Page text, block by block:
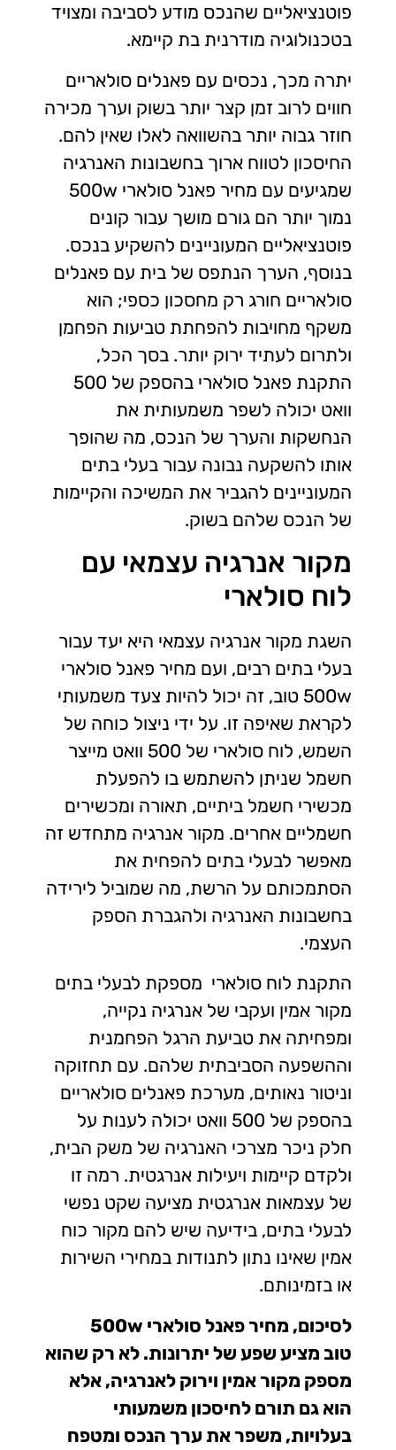
פוטנציאליים שהנכס מודע לסביבה ומצויד
בטכנולוגיה מודרנית בת קיימא.
יתרה מכך, נכסים עם פאנלים סולאריים
חווים לרוב זמן קצר יותר בשוק וערך מכירה
חוזר גבוה יותר בהשוואה לאלו שאין להם.
החיסכון לטווח ארוך בחשבונות האנרגיה
שמגיעים עם מחיר פאנל סולארי 500w
נמוך יותר הם גורם מושך עבור קונים
פוטנציאליים המעוניינים להשקיע בנכס.
בנוסף, הערך הנתפס של בית עם פאנלים
סולאריים חורג רק מחסכון כספי; הוא
משקף מחויבות להפחתת טביעות הפחמן
ולתרום לעתיד ירוק יותר. בסך הכל,
התקנת פאנל סולארי בהספק של 500
וואט יכולה לשפר משמעותית את
הנחשקות והערך של הנכס, מה שהופך
אותו להשקעה נבונה עבור בעלי בתים
המעוניינים להגביר את המשיכה והקיימות
של הנכס שלהם בשוק.
מקור אנרגיה עצמאי עם
לוח סולארי
השגת מקור אנרגיה עצמאי היא יעד עבור
בעלי בתים רבים, ועם מחיר פאנל סולארי
500w טוב, זה יכול להיות צעד משמעותי
לקראת שאיפה זו. על ידי ניצול כוחה של
השמש, לוח סולארי של 500 וואט מייצר
חשמל שניתן להשתמש בו להפעלת
מכשירי חשמל ביתיים, תאורה ומכשירים
חשמליים אחרים. מקור אנרגיה מתחדש זה
מאפשר לבעלי בתים להפחית את
הסתמכותם על הרשת, מה שמוביל לירידה
בחשבונות האנרגיה ולהגברת הספק
העצמי.
התקנת לוח סולארי מספקת לבעלי בתים
מקור אמין ועקבי של אנרגיה נקייה,
ומפחיתה את טביעת הרגל הפחמנית
וההשפעה הסביבתית שלהם. עם תחזוקה
וניטור נאותים, מערכת פאנלים סולאריים
בהספק של 500 וואט יכולה לענות על
חלק ניכר מצרכי האנרגיה של משק הבית,
ולקדם קיימות ויעילות אנרגטית. רמה זו
של עצמאות אנרגטית מציעה שקט נפשי
לבעלי בתים, בידיעה שיש להם מקור כוח
אמין שאינו נתון לתנודות במחירי השירות
או בזמינותם.
לסיכום, מחיר פאנל סולארי 500w
טוב מציע שפע של יתרונות. לא רק שהוא
מספק מקור אמין וירוק לאנרגיה, אלא
הוא גם תורם לחיסכון משמעותי
בעלויות, משפר את ערך הנכס ומטפח